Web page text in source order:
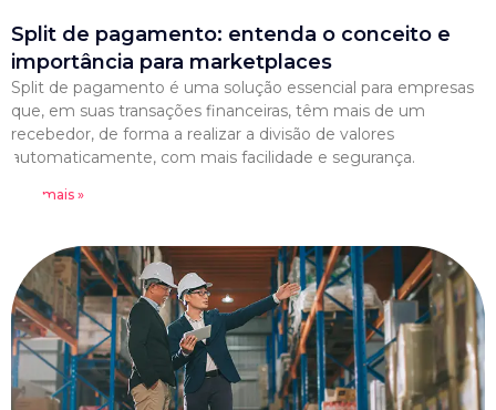
Split de pagamento: entenda o conceito e
importância para marketplaces
Split de pagamento é uma solução essencial para empresas
que, em suas transações financeiras, têm mais de um
recebedor, de forma a realizar a divisão de valores
automaticamente, com mais facilidade e segurança.
Leia mais »